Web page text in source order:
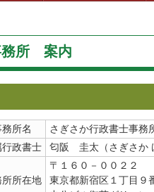
務所 案内
所名
さぎさか行政書士事務
行政書士
匂阪 圭太（さぎさか
所所在地
〒１６０－００２２
東京都新宿区１丁目９